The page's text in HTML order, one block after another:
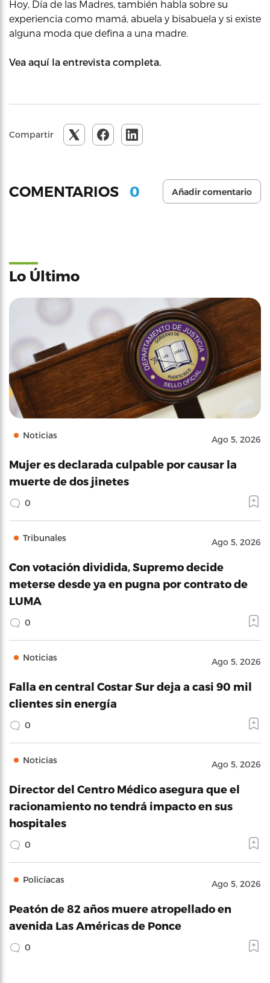
Hoy, Día de las Madres, también habla sobre su
experiencia como mamá, abuela y bisabuela y si existe
alguna moda que defina a una madre.
Vea aquí la entrevista completa.
Compartir
COMENTARIOS 0 Añadir comentario
Lo Último
Noticias Ago 5, 2026
Mujer es declarada culpable por causar la
muerte de dos jinetes
0
Tribunales Ago 5, 2026
Con votación dividida, Supremo decide
meterse desde ya en pugna por contrato de
LUMA
0
Noticias Ago 5, 2026
Falla en central Costar Sur deja a casi 90 mil
clientes sin energía
0
Noticias Ago 5, 2026
Director del Centro Médico asegura que el
racionamiento no tendrá impacto en sus
hospitales
0
Policíacas Ago 5, 2026
Peatón de 82 años muere atropellado en
avenida Las Américas de Ponce
0